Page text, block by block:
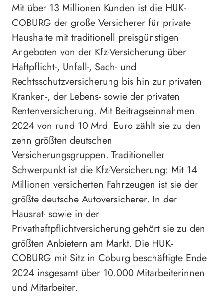
Mit über 13 Millionen Kunden ist die HUK-
COBURG der große Versicherer für private
Haushalte mit traditionell preisgünstigen
Angeboten von der Kfz-Versicherung über
Haftpflicht-, Unfall-, Sach- und
Rechtsschutzversicherung bis hin zur privaten
Kranken-, der Lebens- sowie der privaten
Rentenversicherung. Mit Beitragseinnahmen
2024 von rund 10 Mrd. Euro zählt sie zu den
zehn größten deutschen
Versicherungsgruppen. Traditioneller
Schwerpunkt ist die Kfz-Versicherung: Mit 14
Millionen versicherten Fahrzeugen ist sie der
größte deutsche Autoversicherer. In der
Hausrat- sowie in der
Privathaftpflichtversicherung gehört sie zu den
größten Anbietern am Markt. Die HUK-
COBURG mit Sitz in Coburg beschäftigte Ende
2024 insgesamt über 10.000 Mitarbeiterinnen
und Mitarbeiter.